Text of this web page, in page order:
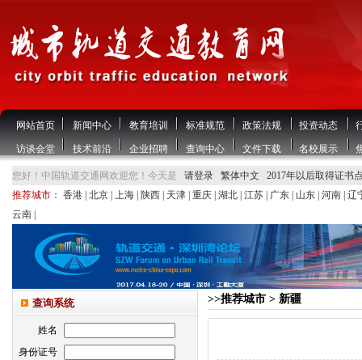
网站首页 新闻中心 教育培训 标准规范 政策法规 投资动态
访谈会堂 技术前沿 企业招聘 查询中心 文件下载 名校展示
您好！中国轨道交通网欢迎您！今天是 请登录 繁体中文
2017年以后取得证书
推荐城市： 香港 北京 上海 陕西 天津 重庆 湖北 江苏 广东 山东 河南 辽
云南
查询系统
姓名
身份证号
>>推荐城市 > 新疆